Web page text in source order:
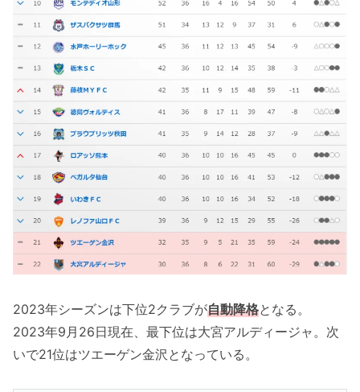
2023年シーズンは下位2クラブが自動降格となる。
2023年9月26日現在、最下位は大宮アルディージャ。次
いで21位はツエーゲン金沢となっている。